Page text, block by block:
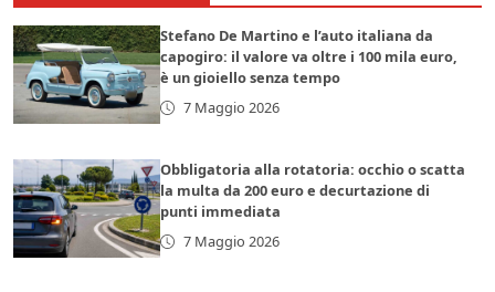
Stefano De Martino e l’auto italiana da
capogiro: il valore va oltre i 100 mila euro,
è un gioiello senza tempo
7 Maggio 2026
Obbligatoria alla rotatoria: occhio o scatta
la multa da 200 euro e decurtazione di
punti immediata
7 Maggio 2026